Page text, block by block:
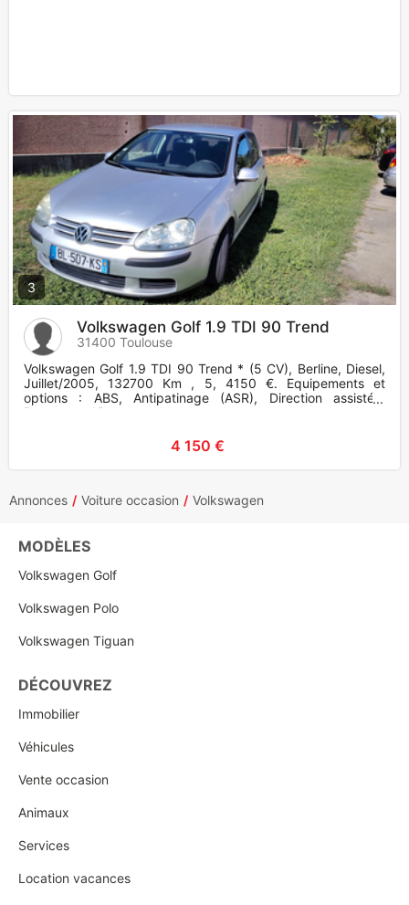
3
Volkswagen Golf 1.9 TDI 90 Trend
31400 Toulouse
Volkswagen Golf 1.9 TDI 90 Trend * (5 CV), Berline, Diesel,
Juillet/2005, 132700 Km , 5, 4150 €. Equipements et
options : ABS, Antipatinage (ASR), Direction assistée,
Banquette AR
4 150 €
Annonces Voiture occasion Volkswagen
MODÈLES
Volkswagen Golf
Volkswagen Polo
Volkswagen Tiguan
DÉCOUVREZ
Immobilier
Véhicules
Vente occasion
Animaux
Services
Location vacances